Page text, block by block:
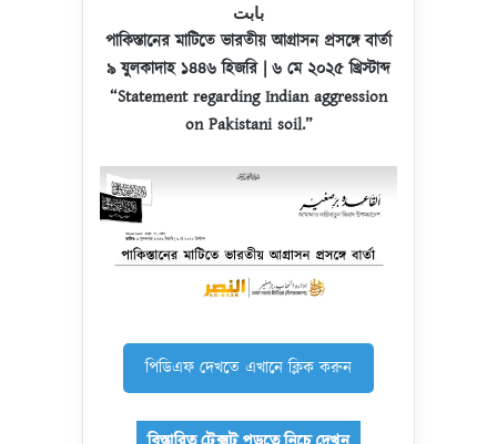
بابت
পাকিস্তানের মাটিতে ভারতীয় আগ্রাসন প্রসঙ্গে বার্তা
৯ যুলকাদাহ ১৪৪৬ হিজরি | ৬ মে ২০২৫ খ্রিস্টাব্দ
“Statement regarding Indian aggression
on Pakistani soil.”
পিডিএফ দেখতে এখানে ক্লিক করুন